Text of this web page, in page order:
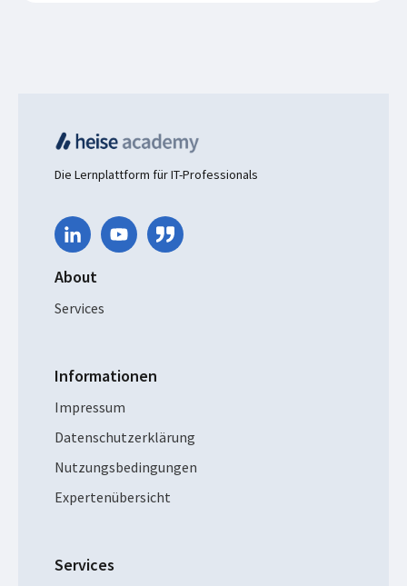
Die Lernplattform für IT-Professionals
About
Services
Informationen
Impressum
Datenschutzerklärung
Nutzungsbedingungen
Expertenübersicht
Services